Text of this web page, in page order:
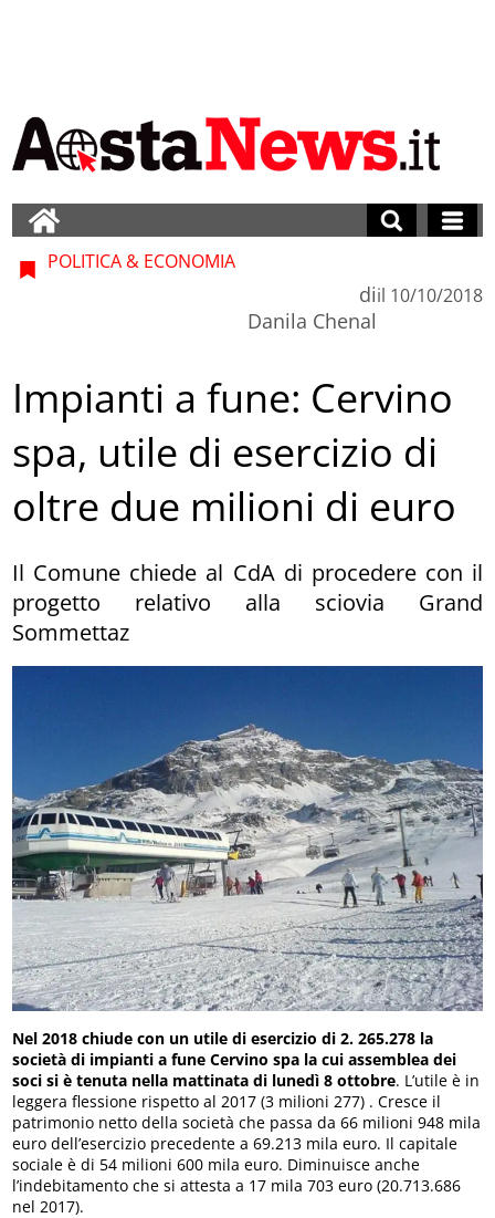
POLITICA & ECONOMIA
di
Danila Chenal
il 10/10/2018
Impianti a fune: Cervino
spa, utile di esercizio di
oltre due milioni di euro
Il Comune chiede al CdA di procedere con il
progetto relativo alla sciovia Grand
Sommettaz
Nel 2018 chiude con un utile di esercizio di 2. 265.278 la
società di impianti a fune Cervino spa la cui assemblea dei
soci si è tenuta nella mattinata di lunedì 8 ottobre. L’utile è in
leggera flessione rispetto al 2017 (3 milioni 277) . Cresce il
patrimonio netto della società che passa da 66 milioni 948 mila
euro dell’esercizio precedente a 69.213 mila euro. Il capitale
sociale è di 54 milioni 600 mila euro. Diminuisce anche
l’indebitamento che si attesta a 17 mila 703 euro (20.713.686
nel 2017).